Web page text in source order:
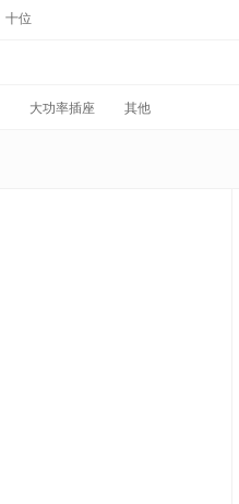
十位
大功率插座 其他